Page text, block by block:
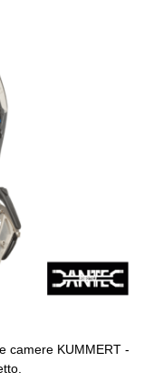
camere KUMMERT -